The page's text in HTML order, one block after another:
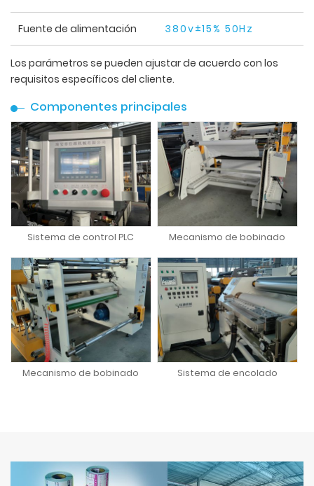
Fuente de alimentación 380v±15% 50Hz
Los parámetros se pueden ajustar de acuerdo con los
requisitos específicos del cliente.
Componentes principales
Sistema de control PLC Mecanismo de bobinado
Mecanismo de bobinado Sistema de encolado